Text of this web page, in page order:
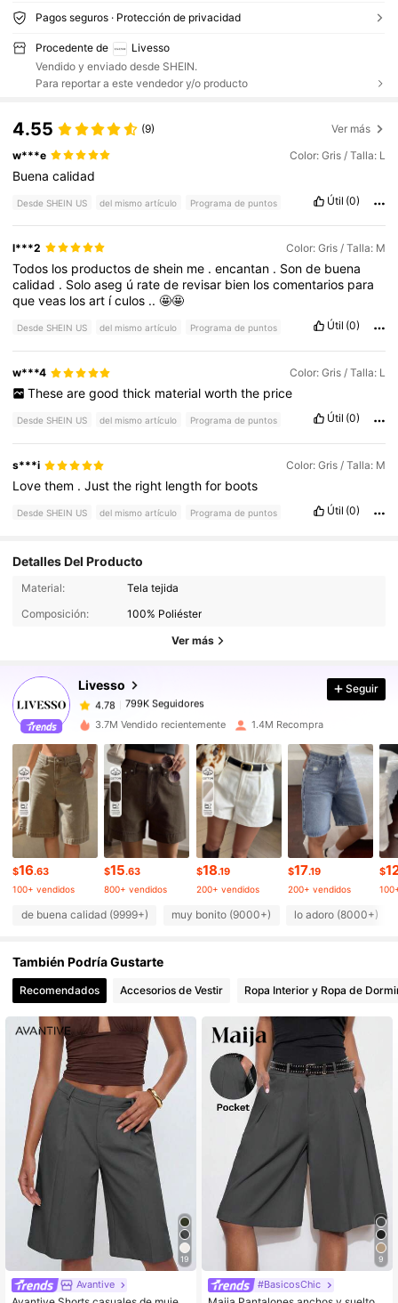
Pagos seguros · Protección de privacidad
Procedente de
Livesso
Vendido y enviado desde SHEIN.
Para reportar a este vendedor y/o producto
4.55 (9) Ver más
w***e Color: Gris / Talla: L
Buenacalidad
Desde SHEIN US del mismo artículo Programa de puntos Útil (0)
l***2 Color: Gris / Talla: M
Todos los productosdeshein me .encantan . Sonde buena
calidad . Soloaseg ú ratede revisar bien loscomentarios para
queveas losart ículos ..🤩🤩
Desde SHEIN US del mismo artículo Programa de puntos Útil (0)
w***4 Color: Gris / Talla: L
These are good thick material worth the price
Desde SHEIN US del mismo artículo Programa de puntos Útil (0)
s***i Color: Gris / Talla: M
Lovethem .Justthe right lengthfor boots
Desde SHEIN US del mismo artículo Programa de puntos Útil (0)
Detalles Del Producto
Material:
Tela tejida
Composición:
100% Poliéster
Ver más
Livesso
799K Seguidores
799K Seguidores
4.78 799K Seguidores
4.78 799K Seguidores
4.78 799K Seguidores
4.78 799K Seguidores
799K Seguidores
4.78
4.78 799K Seguidores
4.78 799K Seguidores
4.78 799K Seguidores
Seguir
3.7M Vendido recientemente 1.4M Recompra
$16.63
100+ vendidos
$15.63
800+ vendidos
$18.19
200+ vendidos
$17.19
200+ vendidos
$
de buena calidad (9999+) muy bonito (9000+) lo adoro (8000+)
También Podría Gustarte
Recomendados Accesorios de Vestir Ropa Interior y Ropa de
19
Avantive
9
#BasicosChic